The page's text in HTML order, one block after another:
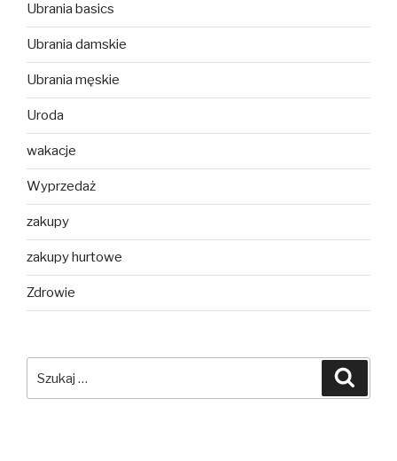
Ubrania basics
Ubrania damskie
Ubrania męskie
Uroda
wakacje
Wyprzedaż
zakupy
zakupy hurtowe
Zdrowie